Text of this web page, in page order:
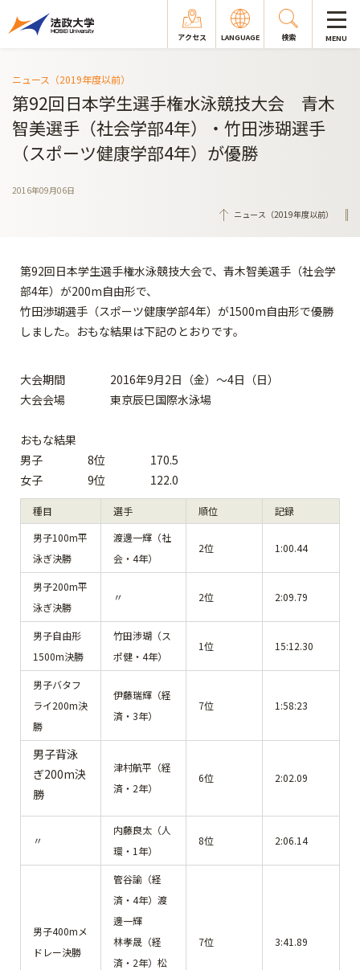
アクセス LANGUAGE 検索 MENU
ニュース（2019年度以前）
第92回日本学生選手権水泳競技大会 青木
智美選手（社会学部4年）・竹田渉瑚選手
（スポーツ健康学部4年）が優勝
2016年09月06日
ニュース（2019年度以前）
第92回日本学生選手権水泳競技大会で、青木智美選手（社会学
部4年）が200m自由形で、
竹田渉瑚選手（スポーツ健康学部4年）が1500m自由形で優勝
しました。おもな結果は下記のとおりです。
大会期間 2016年9月2日（金）～4日（日）
大会会場 東京辰巳国際水泳場
おもな結果
男子 8位 170.5
女子 9位 122.0
種目 選手 順位
記録
男子100m平
泳ぎ決勝
渡邊一輝（社
会・4年）
2位 1:00.44
男子200m平
泳ぎ決勝
〃 2位 2:09.79
男子自由形
1500m決勝
竹田渉瑚（ス
ポ健・4年）
1位 15:12.30
男子バタフ
ライ200m決
勝
伊藤瑞輝（経
済・3年）
7位 1:58:23
男子背泳
ぎ200m決
勝
津村航平（経
済・2年）
6位 2:02.09
〃
内藤良太（人
環・1年）
8位 2:06.14
男子400mメ
ドレー決勝
管谷諭（経
済・4年）渡
邊一輝
林孝晟（経
済・2年）松
7位 3:41.89